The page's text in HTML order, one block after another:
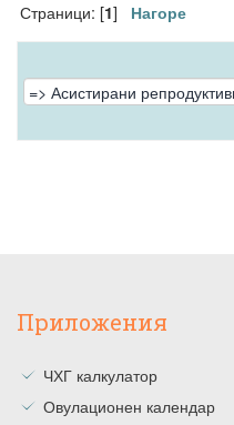
Страници: [1] Нагоре
Приложения
ЧХГ калкулатор
Овулационен календар